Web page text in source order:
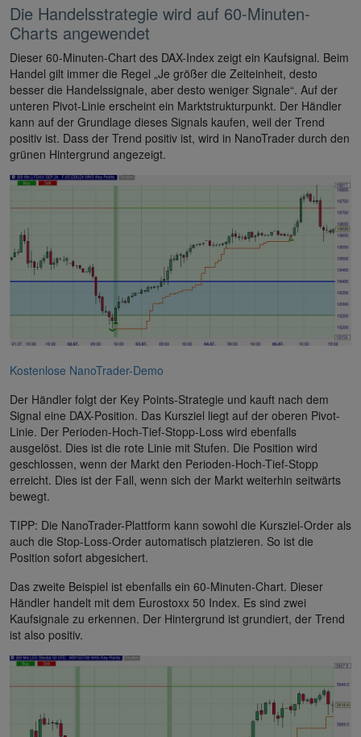
Die Handelsstrategie wird auf 60-Minuten-
Charts angewendet
Dieser 60-Minuten-Chart des DAX-Index zeigt ein Kaufsignal. Beim
Handel gilt immer die Regel „Je größer die Zeiteinheit, desto
besser die Handelssignale, aber desto weniger Signale“. Auf der
unteren Pivot-Linie erscheint ein Marktstrukturpunkt. Der Händler
kann auf der Grundlage dieses Signals kaufen, weil der Trend
positiv ist. Dass der Trend positiv ist, wird in NanoTrader durch den
grünen Hintergrund angezeigt.
Kostenlose NanoTrader-Demo
Der Händler folgt der Key Points-Strategie und kauft nach dem
Signal eine DAX-Position. Das Kursziel liegt auf der oberen Pivot-
Linie. Der Perioden-Hoch-Tief-Stopp-Loss wird ebenfalls
ausgelöst. Dies ist die rote Linie mit Stufen. Die Position wird
geschlossen, wenn der Markt den Perioden-Hoch-Tief-Stopp
erreicht. Dies ist der Fall, wenn sich der Markt weiterhin seitwärts
bewegt.
TIPP: Die NanoTrader-Plattform kann sowohl die Kursziel-Order als
auch die Stop-Loss-Order automatisch platzieren. So ist die
Position sofort abgesichert.
Das zweite Beispiel ist ebenfalls ein 60-Minuten-Chart. Dieser
Händler handelt mit dem Eurostoxx 50 Index. Es sind zwei
Kaufsignale zu erkennen. Der Hintergrund ist grundiert, der Trend
ist also positiv.